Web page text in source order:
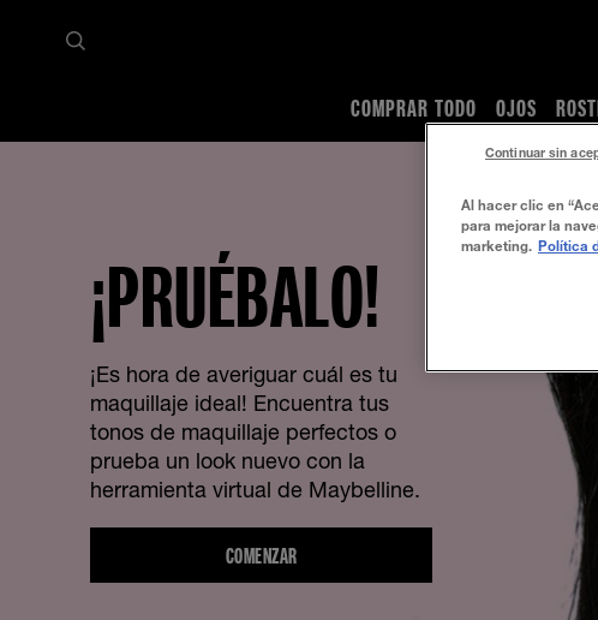
COMPRAR TODO OJOS
¡PRUÉBALO!
¡Es hora de averiguar cuál es tu
maquillaje ideal! Encuentra tus
tonos de maquillaje perfectos o
prueba un look nuevo con la
herramienta virtual de Maybelline.
COMENZAR
Al hacer clic en
para mejorar la
marketing. Política
Continuar sin